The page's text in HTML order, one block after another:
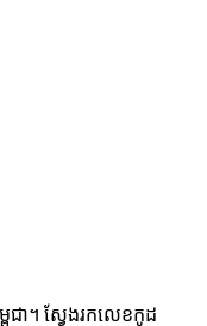
។ ស្វែងរកលេខកូដ